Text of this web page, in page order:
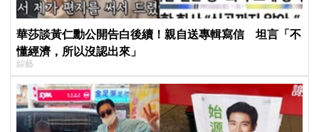
華莎談黃仁勳公開告白後續！親自送專輯寫信 坦言「不
懂經濟，所以沒認出來」
綜藝